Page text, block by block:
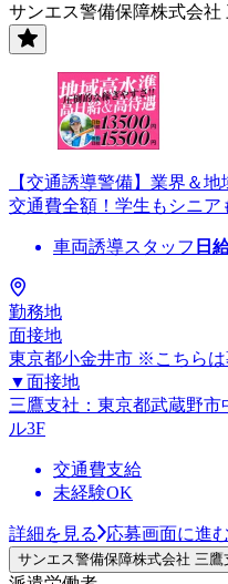
サンエス警備保障株式会社
【交通誘導警備】業界＆
交通費全額！学生もシニ
車両誘導スタッフ 日
勤務地
面接地
東京都小金井市 ※こちらは
▼面接地
三鷹支社：東京都武蔵野市
ル3F
交通費支給
未経験OK
詳細を見る 応募画面に進む
サンエス警備保障株式会社 三